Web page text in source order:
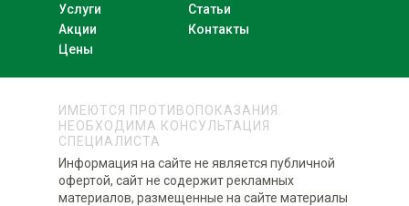
Услуги
Акции
Цены
Статьи
Контакты
ИМЕЮТСЯ ПРОТИВОПОКАЗАНИЯ.
НЕОБХОДИМА КОНСУЛЬТАЦИЯ
СПЕЦИАЛИСТА
Информация на сайте не является публичной
офертой, сайт не содержит рекламных
материалов, размещенные на сайте материалы